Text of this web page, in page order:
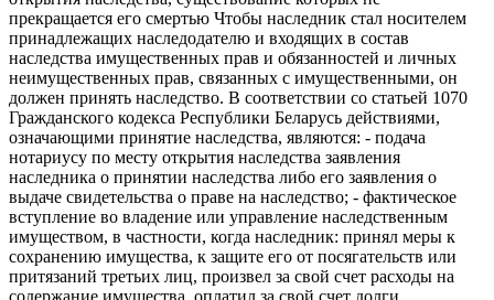
прекращается его смертью Чтобы наследник стал носителем
принадлежащих наследодателю и входящих в состав
наследства имущественных прав и обязанностей и личных
неимущественных прав, связанных с имущественными, он
должен принять наследство. В соответствии со статьей 1070
Гражданского кодекса Республики Беларусь действиями,
означающими принятие наследства, являются: - подача
нотариусу по месту открытия наследства заявления
наследника о принятии наследства либо его заявления о
выдаче свидетельства о праве на наследство; - фактическое
вступление во владение или управление наследственным
имуществом, в частности, когда наследник: принял меры к
сохранению имущества, к защите его от посягательств или
притязаний третьих лиц, произвел за свой счет расходы на